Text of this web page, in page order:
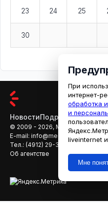
23 24 25
30
НовостиПодробности
© 2009 - 2026, МЕДИАРЯЗАНЬ
E-mail: info@mediaryazan.ru
Тел.: (4912) 29-33-66
Об агентстве
При
интернет-
обработка
и
liveinternet
Мне